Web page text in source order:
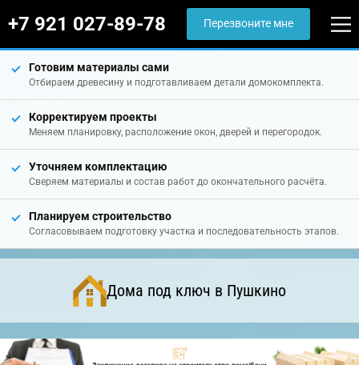
+7 921 027-89-78 Перезвоните мне
Готовим материалы сами
Отбираем древесину и подготавливаем детали домокомплекта.
Корректируем проекты
Меняем планировку, расположение окон, дверей и перегородок.
Уточняем комплектацию
Сверяем материалы и состав работ до окончательного расчёта.
Планируем строительство
Согласовываем подготовку участка и последовательность этапов.
Дома под ключ в Пушкино